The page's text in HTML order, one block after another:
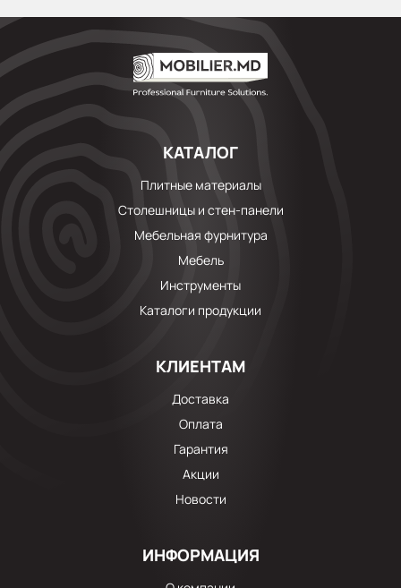
КАТАЛОГ
Плитные материалы
Столешницы и стен-панели
Мебельная фурнитура
Мебель
Инструменты
Каталоги продукции
КЛИЕНТАМ
Доставка
Оплата
Гарантия
Акции
Новости
ИНФОРМАЦИЯ